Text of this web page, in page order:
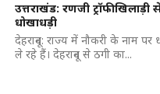
उत्तराखंड: रणजी ट्रॉफी
धोखाधड़ी
देहरादून: राज्य में नौकरी के नाम
ले रहे हैं। देहरादून से ठगी का...